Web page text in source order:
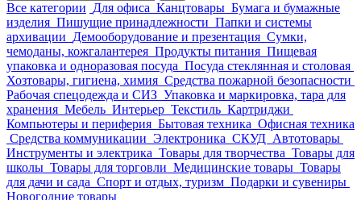
Все категории Для офиса Канцтовары Бумага и бумажные
изделия Пишущие принадлежности Папки и системы
архивации Демооборудование и презентация Сумки,
чемоданы, кожгалантерея Продукты питания Пищевая
упаковка и одноразовая посуда Посуда стеклянная и столовая
Хозтовары, гигиена, химия Средства пожарной безопасности
Рабочая спецодежда и СИЗ Упаковка и маркировка, тара для
хранения Мебель Интерьер Текстиль Картриджи
Компьютеры и периферия Бытовая техника Офисная техника
Средства коммуникации Электроника СКУД Автотовары
Инструменты и электрика Товары для творчества Товары для
школы Товары для торговли Медицинские товары Товары
для дачи и сада Спорт и отдых, туризм Подарки и сувениры
Новогодние товары